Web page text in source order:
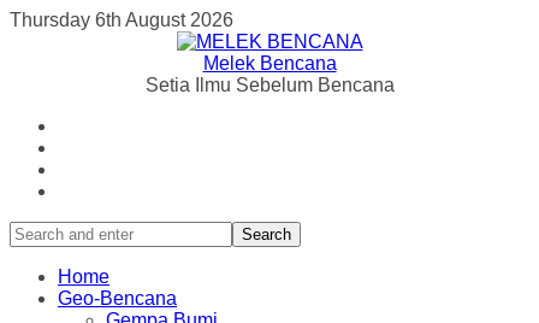
Thursday 6th August 2026
Melek Bencana
Setia Ilmu Sebelum Bencana
Search
Home
Geo-Bencana